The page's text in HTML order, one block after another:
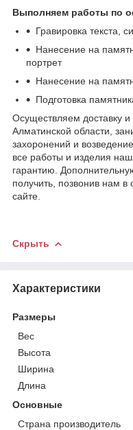
Выполняем работы по
Гравировка текста,
Нанесение на
портрет
Нанесение на
Подготовка
Осуществляем доставку и
Алматинской области,
захоронений и
все работы и изделия
гарантию.
получить, позвонив нам
сайте.
Скрыть
Характеристики
Размеры
Вес
Высота
Ширина
Длина
Основные
Страна производитель